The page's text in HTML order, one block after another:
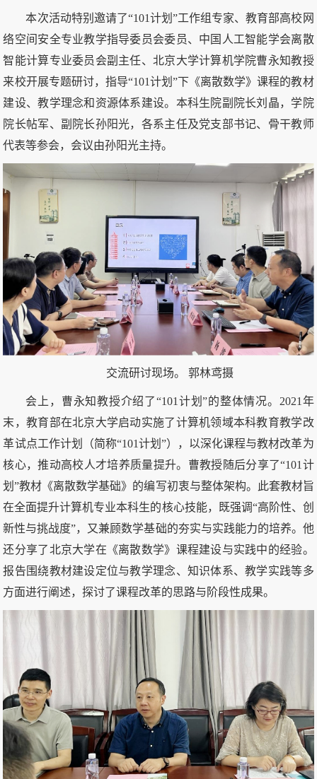
本次活动特别邀请了“101计划”工作组专家、教育部高校网
络空间安全专业教学指导委员会委员、中国人工智能学会离散
智能计算专业委员会副主任、北京大学计算机学院曹永知教授
来校开展专题研讨，指导“101计划”下《离散数学》课程的教材
建设、教学理念和资源体系建设。本科生院副院长刘晶，学院
院长帖军、副院长孙阳光，各系主任及党支部书记、骨干教师
代表等参会，会议由孙阳光主持。
交流研讨现场。 郭林鸢摄
会上，曹永知教授介绍了“101计划”的整体情况。2021年
末，教育部在北京大学启动实施了计算机领域本科教育教学改
革试点工作计划（简称“101计划”），以深化课程与教材改革为
核心，推动高校人才培养质量提升。曹教授随后分享了“101计
划”教材《离散数学基础》的编写初衷与整体架构。此套教材旨
在全面提升计算机专业本科生的核心技能，既强调“高阶性、创
新性与挑战度”，又兼顾数学基础的夯实与实践能力的培养。他
还分享了北京大学在《离散数学》课程建设与实践中的经验。
报告围绕教材建设定位与教学理念、知识体系、教学实践等多
方面进行阐述，探讨了课程改革的思路与阶段性成果。